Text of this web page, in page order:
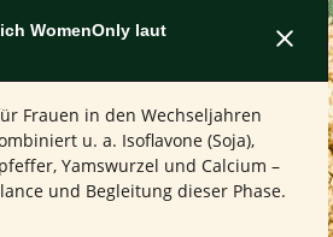
WomenOnly laut
Frauen in den Wechseljahren
u. a. Isoflavone (Soja),
Yamswurzel und Calcium –
und Begleitung dieser Phase.